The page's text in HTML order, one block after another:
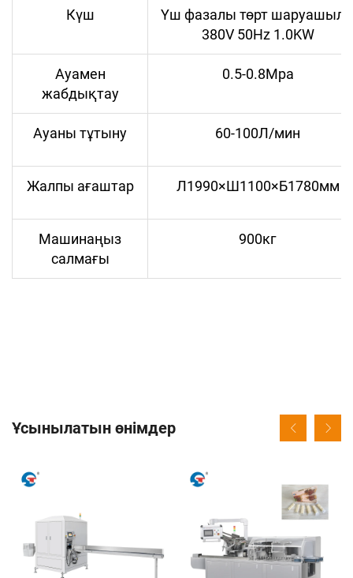
Күш
Үш фазалы төрт
380V 50Hz 1.0KW
Ауамен
жабдықтау
0.5-0.8Mpa
Ауаны тұтыну 60-100Л/мин
Жалпы ағаштар Л1990×Ш1100×Б1780мм
Машинаңыз
салмағы
900кг
Ұсынылатын өнімдер